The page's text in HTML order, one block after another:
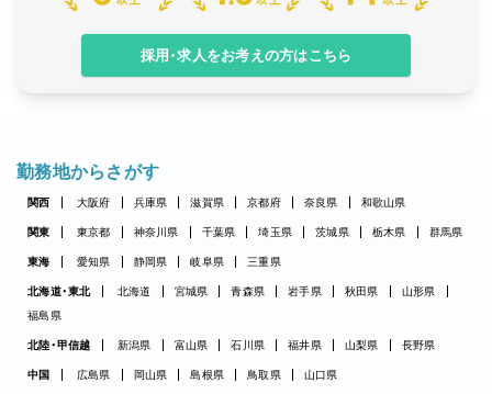
採用・求人をお考えの方はこちら
勤務地からさがす
関西 大阪府 兵庫県 滋賀県 京都府 奈良県 和歌山県
関東 東京都 神奈川県 千葉県 埼玉県 茨城県 栃木県 群馬県
東海 愛知県 静岡県 岐阜県 三重県
北海道・東北 北海道 宮城県 青森県 岩手県 秋田県
山形県
福島県
北陸・甲信越 新潟県 富山県 石川県 福井県 山梨県 長野県
中国 広島県 岡山県 島根県 鳥取県 山口県